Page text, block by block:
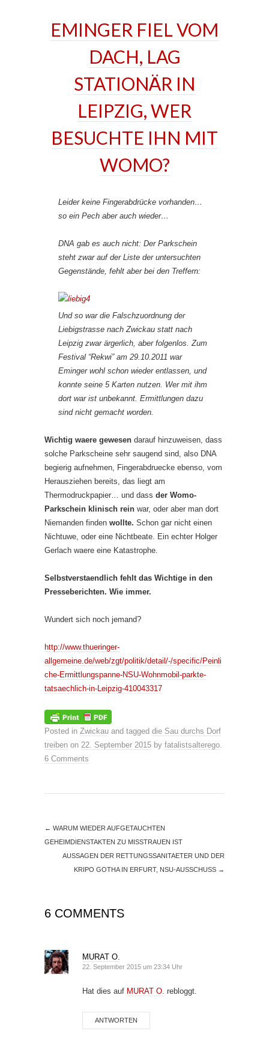
EMINGER FIEL VOM
DACH, LAG
STATIONÄR IN
LEIPZIG, WER
BESUCHTE IHN MIT
WOMO?
Leider keine Fingerabdrücke vorhanden…
so ein Pech aber auch wieder…
DNA gab es auch nicht: Der Parkschein
steht zwar auf der Liste der untersuchten
Gegenstände, fehlt aber bei den Treffern:
Und so war die Falschzuordnung der
Liebigstrasse nach Zwickau statt nach
Leipzig zwar ärgerlich, aber folgenlos. Zum
Festival “Rekwi” am 29.10.2011 war
Eminger wohl schon wieder entlassen, und
konnte seine 5 Karten nutzen. Wer mit ihm
dort war ist unbekannt. Ermittlungen dazu
sind nicht gemacht worden.
Wichtig waere gewesen darauf hinzuweisen, dass
solche Parkscheine sehr saugend sind, also DNA
begierig aufnehmen, Fingerabdruecke ebenso, vom
Herausziehen bereits, das liegt am
Thermodruckpapier… und dass der Womo-
Parkschein klinisch rein war, oder aber man dort
Niemanden finden wollte. Schon gar nicht einen
Nichtuwe, oder eine Nichtbeate. Ein echter Holger
Gerlach waere eine Katastrophe.
Selbstverstaendlich fehlt das Wichtige in den
Presseberichten. Wie immer.
Wundert sich noch jemand?
http://www.thueringer-
allgemeine.de/web/zgt/politik/detail/-/specific/Peinli
che-Ermittlungspanne-NSU-Wohnmobil-parkte-
tatsaechlich-in-Leipzig-410043317
Posted in Zwickau and tagged die Sau durchs Dorf
treiben on 22. September 2015 by fatalistsalterego
6 Comments
← WARUM WIEDER AUFGETAUCHTEN
GEHEIMDIENSTAKTEN ZU MISSTRAUEN IST
AUSSAGEN DER RETTUNGSSANITAETER UND DER
KRIPO GOTHA IN ERFURT, NSU-AUSSCHUSS →
6 COMMENTS
MURAT O.
22. September 2015 um 23:34 Uhr
Hat dies auf MURAT O. rebloggt.
ANTWORTEN